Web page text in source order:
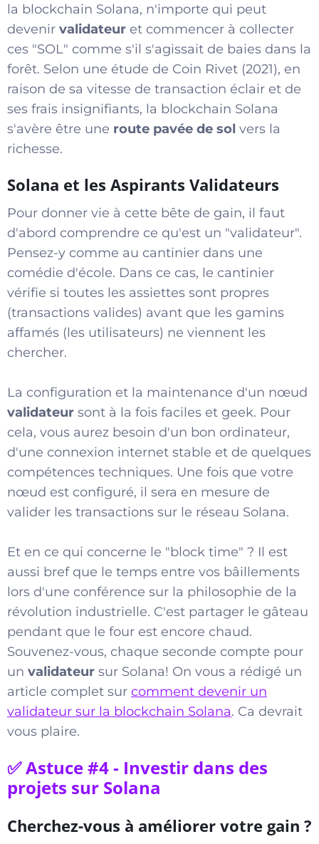
la blockchain Solana, n'importe qui peut
devenir validateur et commencer à collecter
ces "SOL" comme s'il s'agissait de baies dans la
forêt. Selon une étude de Coin Rivet (2021), en
raison de sa vitesse de transaction éclair et de
ses frais insignifiants, la blockchain Solana
s'avère être une route pavée de sol vers la
richesse.
Solana et les Aspirants Validateurs
Pour donner vie à cette bête de gain, il faut
d'abord comprendre ce qu'est un "validateur".
Pensez-y comme au cantinier dans une
comédie d'école. Dans ce cas, le cantinier
vérifie si toutes les assiettes sont propres
(transactions valides) avant que les gamins
affamés (les utilisateurs) ne viennent les
chercher.
La configuration et la maintenance d'un nœud
validateur sont à la fois faciles et geek. Pour
cela, vous aurez besoin d'un bon ordinateur,
d'une connexion internet stable et de quelques
compétences techniques. Une fois que votre
nœud est configuré, il sera en mesure de
valider les transactions sur le réseau Solana.
Et en ce qui concerne le "block time" ? Il est
aussi bref que le temps entre vos bâillements
lors d'une conférence sur la philosophie de la
révolution industrielle. C'est partager le gâteau
pendant que le four est encore chaud.
Souvenez-vous, chaque seconde compte pour
un validateur sur Solana! On vous a rédigé un
article complet sur comment devenir un
validateur sur la blockchain Solana. Ca devrait
vous plaire.
✅ Astuce #4 - Investir dans des
projets sur Solana
Cherchez-vous à améliorer votre gain ?